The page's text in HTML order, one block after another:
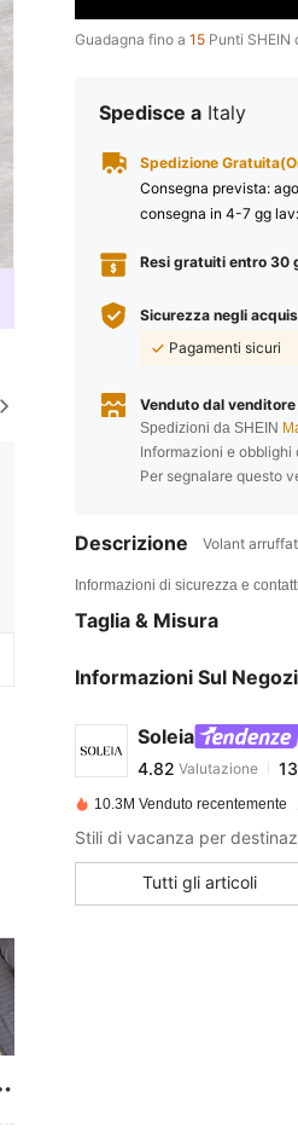
Guadagna fino a 15 Punti
Spedisce a Italy
Spedizione
Consegna prevista:
consegna in 4-7 gg
Resi gratuiti entro 30
Sicurezza negli
Pagamenti sicuri
Venduto dal
Spedizioni da SHEIN
Informazioni e obblighi
Per segnalare questo
Descrizione Volant
Informazioni di sicurezza e contatti
Taglia & Misura
Informazioni Sul
Soleia
4.82
4.82 Valutazione 13K
s***0pagato
4.82
10.3M Venduto recentemente
Stili di vacanza per
Tutti gli articoli